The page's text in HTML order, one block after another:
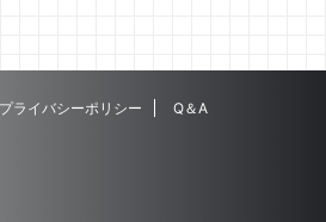
プライバシーポリシー Q＆A